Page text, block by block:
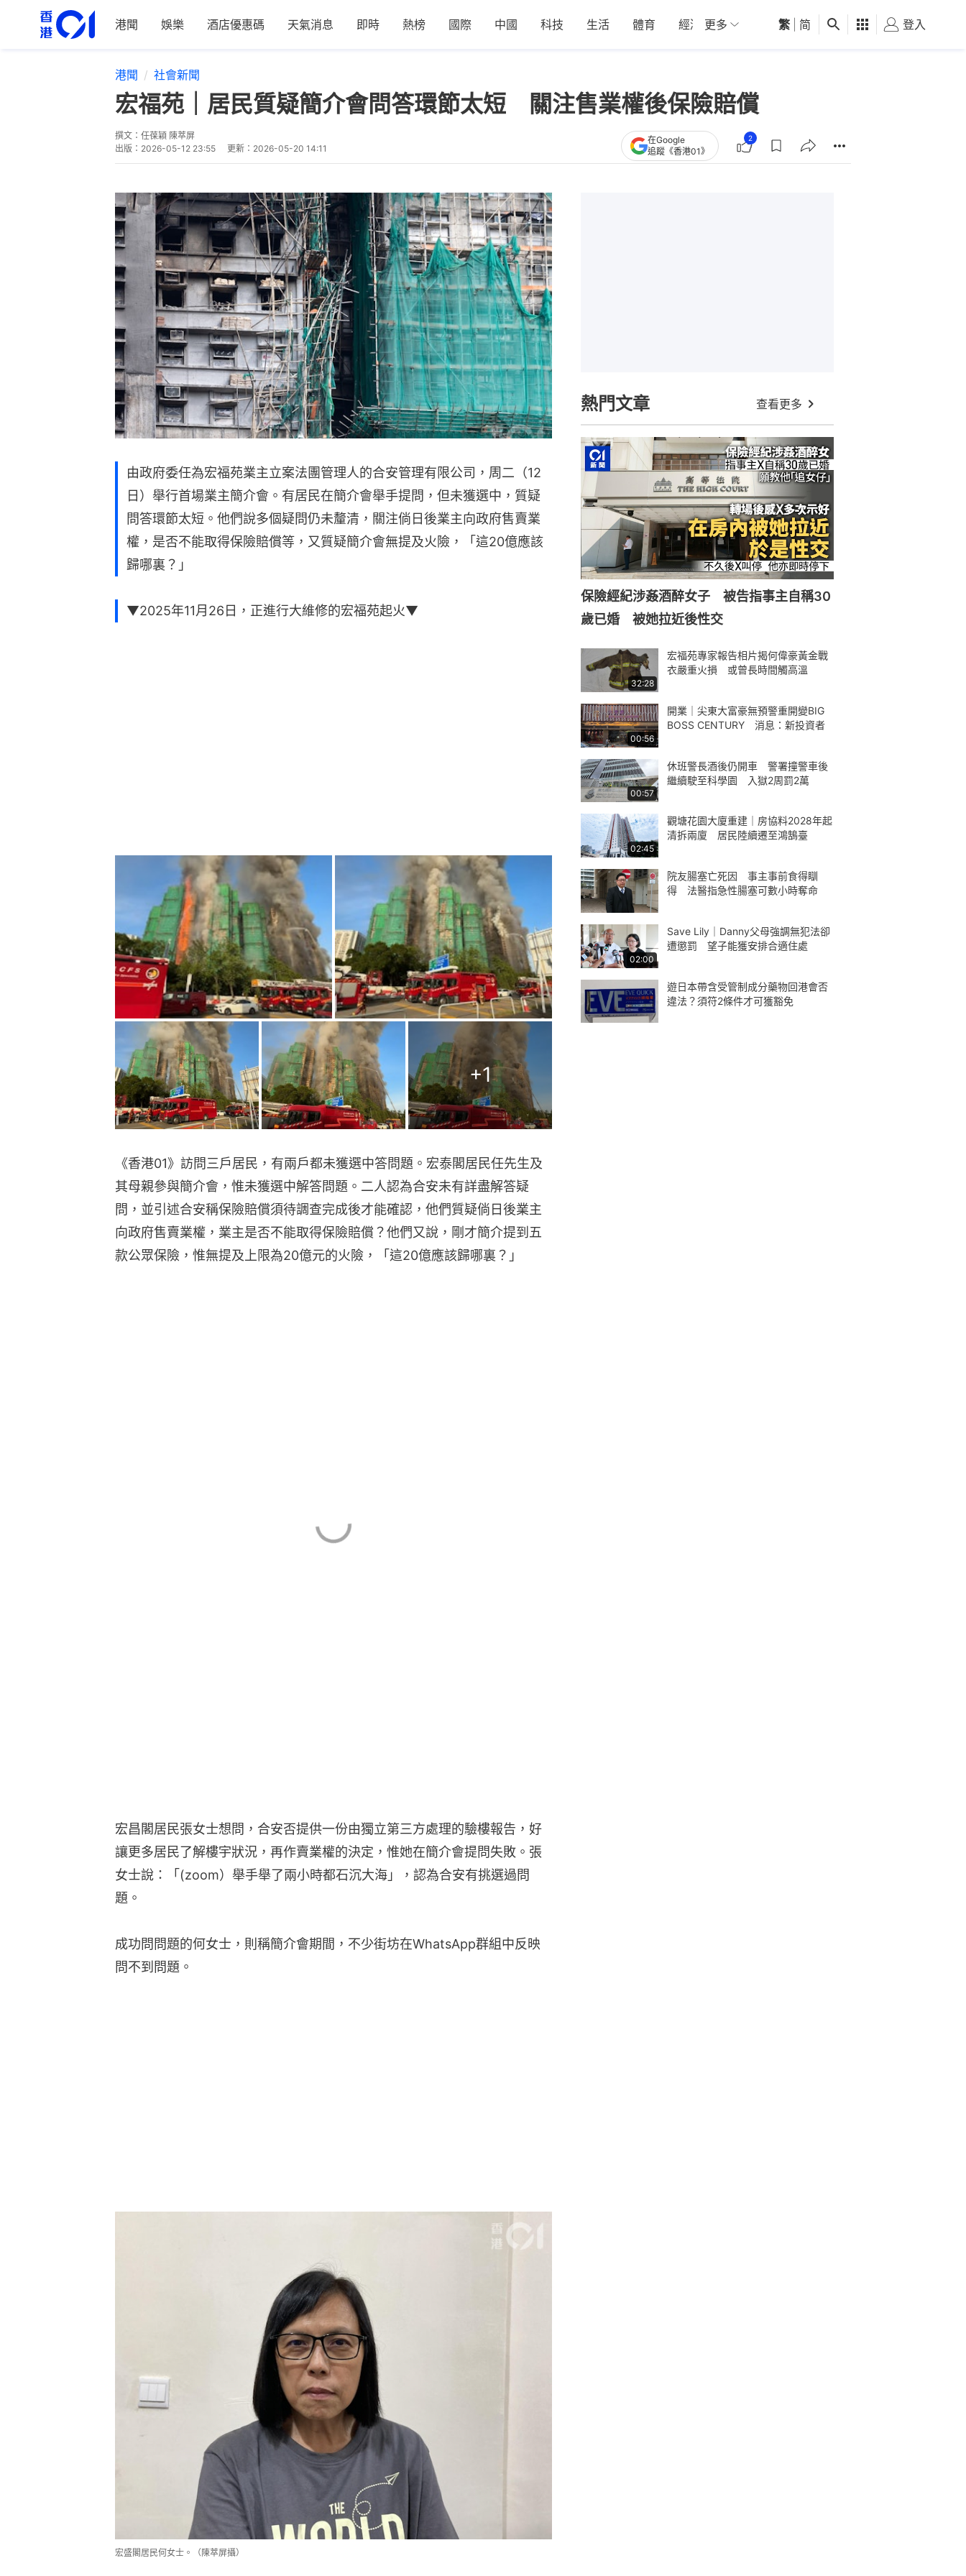
港聞 娛樂 酒店優惠碼 天氣消息 即時 熱榜 國際 中國 科技 生活 體育 經濟 01深圳 觀點 健康 好食玩飛
更多 繁 简 登入
港聞 社會新聞
宏福苑｜居民質疑簡介會問答環節太短 關注售業權後保險賠償
撰文： 任葆穎 陳萃屏
出版： 2026-05-12 23:55 更新： 2026-05-20 14:11
在Google
追蹤《香港01》
2
由政府委任為宏福苑業主立案法團管理人的合安管理有限公司，周二（12
日）舉行首場業主簡介會。有居民在簡介會舉手提問，但未獲選中，質疑
問答環節太短。他們說多個疑問仍未釐清，關注倘日後業主向政府售賣業
權，是否不能取得保險賠償等，又質疑簡介會無提及火險，「這20億應該
歸哪裏？」
▼2025年11月26日，正進行大維修的宏福苑起火▼
+1
《香港01》訪問三戶居民，有兩戶都未獲選中答問題。宏泰閣居民任先生及
其母親參與簡介會，惟未獲選中解答問題。二人認為合安未有詳盡解答疑
問，並引述合安稱保險賠償須待調查完成後才能確認，他們質疑倘日後業主
向政府售賣業權，業主是否不能取得保險賠償？他們又說，剛才簡介提到五
款公眾保險，惟無提及上限為20億元的火險，「這20億應該歸哪裏？」
宏昌閣居民張女士想問，合安否提供一份由獨立第三方處理的驗樓報告，好
讓更多居民了解樓宇狀況，再作賣業權的決定，惟她在簡介會提問失敗。張
女士說：「(zoom）舉手舉了兩小時都石沉大海」，認為合安有挑選過問
題。
成功問問題的何女士，則稱簡介會期間，不少街坊在WhatsApp群組中反映
問不到問題。
宏盛閣居民何女士。（陳萃屏攝）
熱門文章 查看更多
保險經紀涉姦酒醉女子 被告指事主自稱30
歲已婚 被她拉近後性交
32:28
宏福苑專家報告相片揭何偉豪黃金戰
衣嚴重火損 或曾長時間觸高溫
00:56
開業｜尖東大富豪無預警重開變BIG
BOSS CENTURY 消息：新投資者
00:57
休班警長酒後仍開車 警署撞警車後
繼續駛至科學園 入獄2周罰2萬
02:45
觀塘花園大廈重建｜房協料2028年起
清拆兩廈 居民陸續遷至鴻鵠臺
院友腸塞亡死因 事主事前食得瞓
得 法醫指急性腸塞可數小時奪命
02:00
Save Lily｜Danny父母強調無犯法卻
遭懲罰 望子能獲安排合適住處
遊日本帶含受管制成分藥物回港會否
違法？須符2條件才可獲豁免